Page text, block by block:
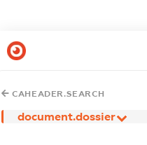
CAHEADER.SEARCH
document.dossier